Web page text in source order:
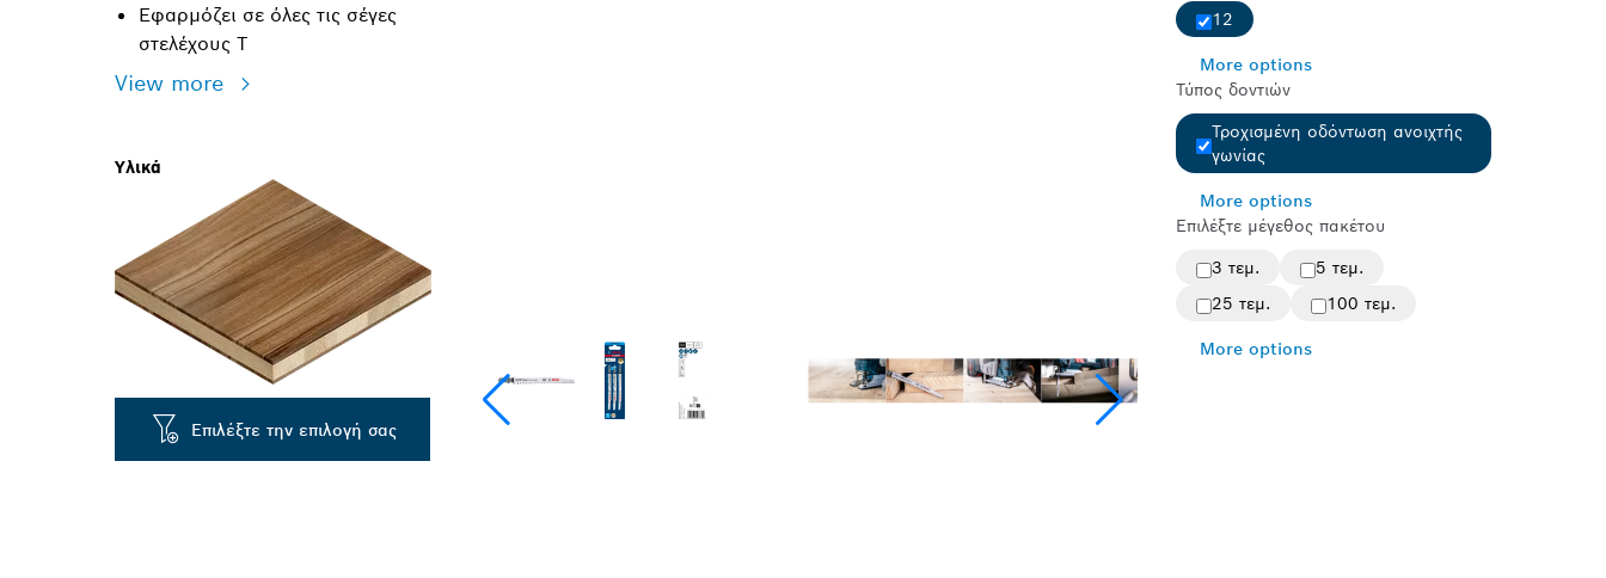
Εφαρμόζει σε όλες τις σέγες
στελέχους Τ
View more
Υλικά
Επιλέξτε την επιλογή σας
12
More options
Τύπος δοντιών
Τροχισμένη οδόντωση ανοιχτής
γωνίας
More options
Επιλέξτε μέγεθος πακέτου
3 τεμ.
5 τεμ.
25 τεμ.
100 τεμ.
More options